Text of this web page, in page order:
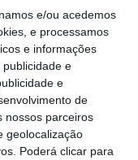
e/ou acedemos
e processamos
e informações
e
e
de
nossos parceiros
geolocalização
Poderá clicar para
Coesão
admitiu
dos
da Comissão